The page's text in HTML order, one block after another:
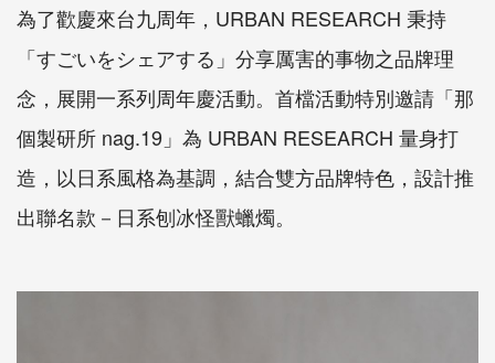
為了歡慶來台九周年，URBAN RESEARCH 秉持
「すごいをシェアする」分享厲害的事物之品牌理
念，展開一系列周年慶活動。首檔活動特別邀請「那
個製研所 nag.19」為 URBAN RESEARCH 量身打
造，以日系風格為基調，結合雙方品牌特色，設計推
出聯名款－日系刨冰怪獸蠟燭。